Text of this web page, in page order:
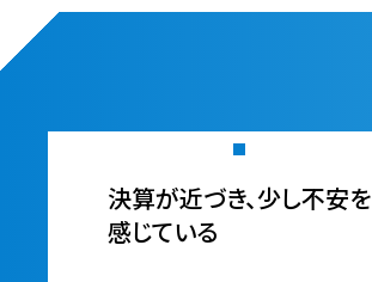
決算が近づき、少し不安を
感じている